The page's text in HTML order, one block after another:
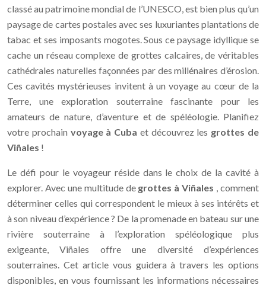
classé au patrimoine mondial de l’UNESCO, est bien plus qu’un
paysage de cartes postales avec ses luxuriantes plantations de
tabac et ses imposants mogotes. Sous ce paysage idyllique se
cache un réseau complexe de grottes calcaires, de véritables
cathédrales naturelles façonnées par des millénaires d’érosion.
Ces cavités mystérieuses invitent à un voyage au cœur de la
Terre, une exploration souterraine fascinante pour les
amateurs de nature, d’aventure et de spéléologie. Planifiez
votre prochain voyage à Cuba et découvrez les grottes de
Viñales !
Le défi pour le voyageur réside dans le choix de la cavité à
explorer. Avec une multitude de grottes à Viñales , comment
déterminer celles qui correspondent le mieux à ses intérêts et
à son niveau d’expérience ? De la promenade en bateau sur une
rivière souterraine à l’exploration spéléologique plus
exigeante, Viñales offre une diversité d’expériences
souterraines. Cet article vous guidera à travers les options
disponibles, en vous fournissant les informations nécessaires